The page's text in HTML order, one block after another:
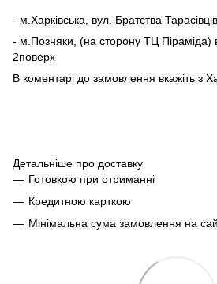
- м.Харківська, вул. Братства
- м.Позняки, (на сторону ТЦ Піраміда)
2поверх
В коментарі до замовлення вкажіть з
Детальніше про доставку
Готовкою при отриманні
Кредитною карткою
Мінімальна сума замовлення на